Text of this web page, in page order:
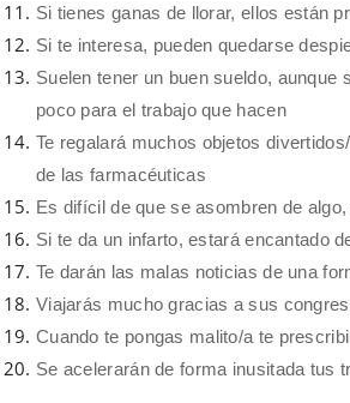
Si tienes ganas de llorar, ellos están
Si te interesa, pueden quedarse
Suelen tener un buen sueldo,
poco para el trabajo que hacen
Te regalará muchos objetos
de las farmacéuticas
Es difícil de que se asombren de
Si te da un infarto, estará encantado
Te darán las malas noticias de una
Viajarás mucho gracias a sus
Cuando te pongas malito/a te
Se acelerarán de forma inusitada tus